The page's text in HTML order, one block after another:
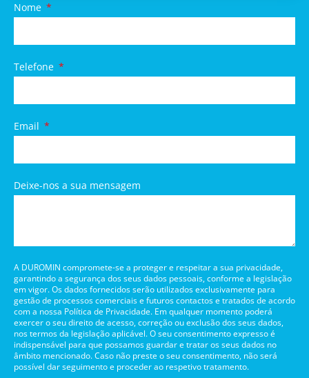
Nome
Telefone
Email
Deixe-nos a sua mensagem
A DUROMIN compromete-se a proteger e respeitar a sua privacidade,
garantindo a segurança dos seus dados pessoais, conforme a legislação
em vigor. Os dados fornecidos serão utilizados exclusivamente para
gestão de processos comerciais e futuros contactos e tratados de acordo
com a nossa Política de Privacidade. Em qualquer momento poderá
exercer o seu direito de acesso, correção ou exclusão dos seus dados,
nos termos da legislação aplicável. O seu consentimento expresso é
indispensável para que possamos guardar e tratar os seus dados no
âmbito mencionado. Caso não preste o seu consentimento, não será
possível dar seguimento e proceder ao respetivo tratamento.